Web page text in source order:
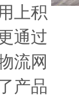
上积
通过
流网
产品